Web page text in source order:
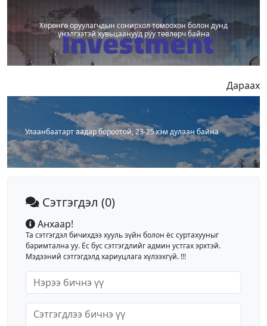
Хөрөнгө оруулагчдын сонирхол томоохон болон дунд
үнэлгээтэй хувьцаанууд руу төвлөрч байна
Дараах
Улаанбаатарт аадар бороотой, 23-25 хэм дулаан байна
Сэтгэгдэл (0)
Анхаар!
Та сэтгэгдэл бичихдээ хууль зүйн болон ёс суртахууныг
баримтална уу. Ёс бус сэтгэгдлийг админ устгах эрхтэй.
Мэдээний сэтгэгдэлд хариуцлага хүлээхгүй. !!!